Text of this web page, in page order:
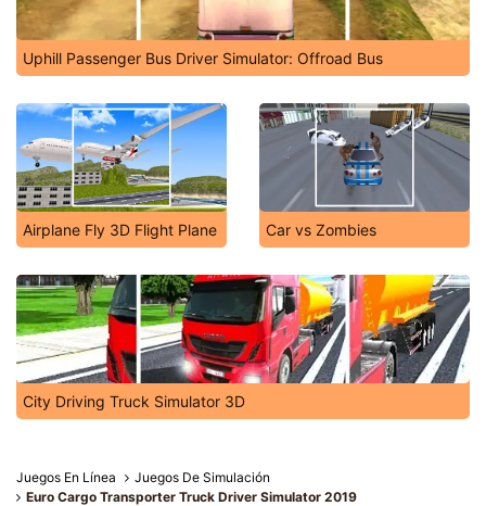
Uphill Passenger Bus Driver Simulator: Offroad Bus
Airplane Fly 3D Flight Plane Car vs Zombies
City Driving Truck Simulator 3D
Juegos En Línea
Juegos De Simulación
Euro Cargo Transporter Truck Driver Simulator 2019